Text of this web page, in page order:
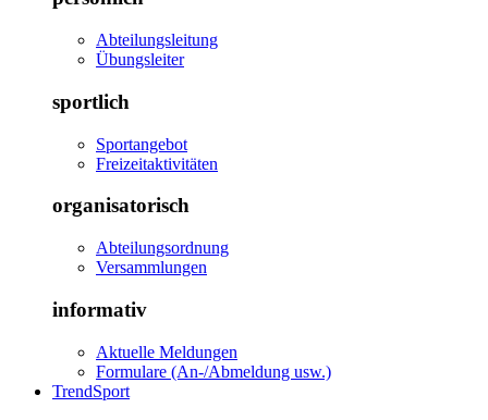
Abteilungsleitung
Übungsleiter
sportlich
Sportangebot
Freizeitaktivitäten
organisatorisch
Abteilungsordnung
Versammlungen
informativ
Aktuelle Meldungen
Formulare (An-/Abmeldung usw.)
TrendSport